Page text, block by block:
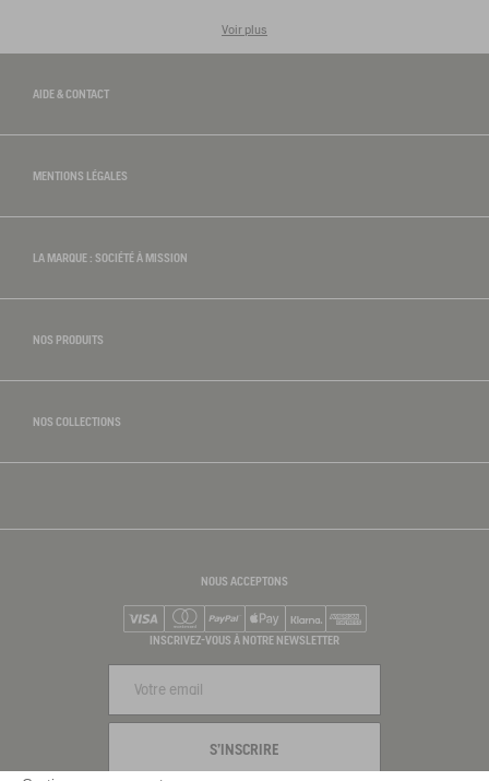
Voir plus
AIDE & CONTACT
MENTIONS LÉGALES
LA MARQUE : SOCIÉTÉ À MISSION
NOS PRODUITS
NOS COLLECTIONS
NOUS ACCEPTONS
Visa Mastercard
PayPalApple PayKlarna
INSCRIVEZ-VOUS À NOTRE NEWSLETTER
S'INSCRIRE